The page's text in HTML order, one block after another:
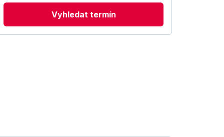
Vyhledat termín